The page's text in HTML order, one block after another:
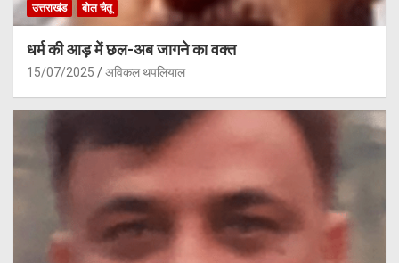
उत्तराखंड बोल चैतू
धर्म की आड़ में छल-अब जागने का वक्त
15/07/2025 अविकल थपलियाल